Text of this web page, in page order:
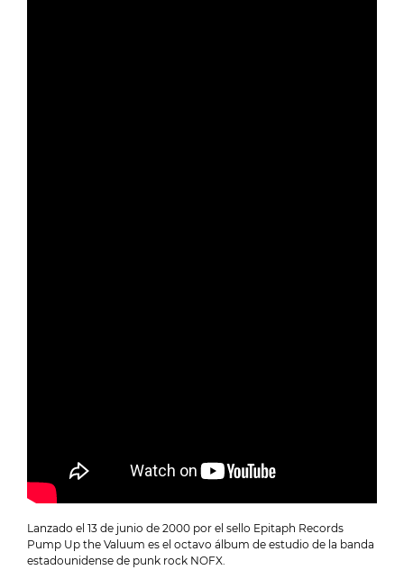
Lanzado el 13 de junio de 2000 por el sello Epitaph Records
Pump Up the Valuum es el octavo álbum de estudio de la banda
estadounidense de punk rock NOFX.